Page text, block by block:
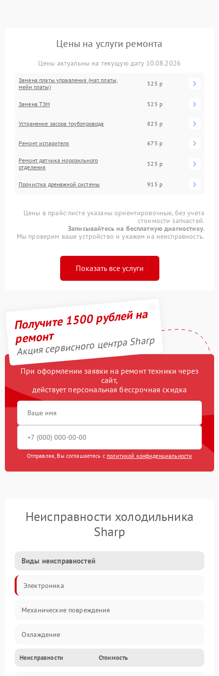
Цены на услуги ремонта
Цены актуальны на текущую дату 10.08.2026
Замена платы управления (мат.платы,
мейн платы)
525 р
Замена ТЭН 525 р
Устранение засора трубопровода 825 р
Ремонт испарителя 675 р
Ремонт датчика морозильного
отделения
525 р
Прочистка дренажной системы 915 р
Цены в прайс-листе указаны ориентировочные, без учета
стоимости запчастей.
Записывайтесь на бесплатную диагностику.
Мы проверим ваше устройство и укажем на неисправность.
Показать все услуги
Получите 1500 рублей на
ремонт
Акция сервисного центра Sharp
При оформлении заявки на ремонт техники через
сайт,
действует персональная бессрочная скидка
Отправляя, Вы соглашаетесь с политикой конфиденциальности
Неисправности холодильника
Sharp
Виды неисправностей
Электроника
Механические повреждения
Охлаждение
Механика
Неисправности Стоимость